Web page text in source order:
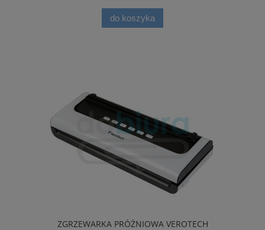
do koszyka
ZGRZEWARKA PRÓŻNIOWA VEROTECH